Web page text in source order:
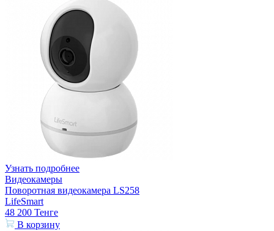
Узнать подробнее
Видеокамеры
Поворотная видеокамера LS258
LifeSmart
48 200 Тенге
В корзину